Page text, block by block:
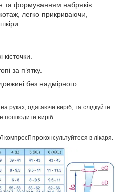
та формуванням набряків.
легко прикриваючи,
за п’ятку.
без надмірного
руках, одягаючи виріб, та слідкуйте
пошкодити виріб.
проконсультуйтеся в лікаря.